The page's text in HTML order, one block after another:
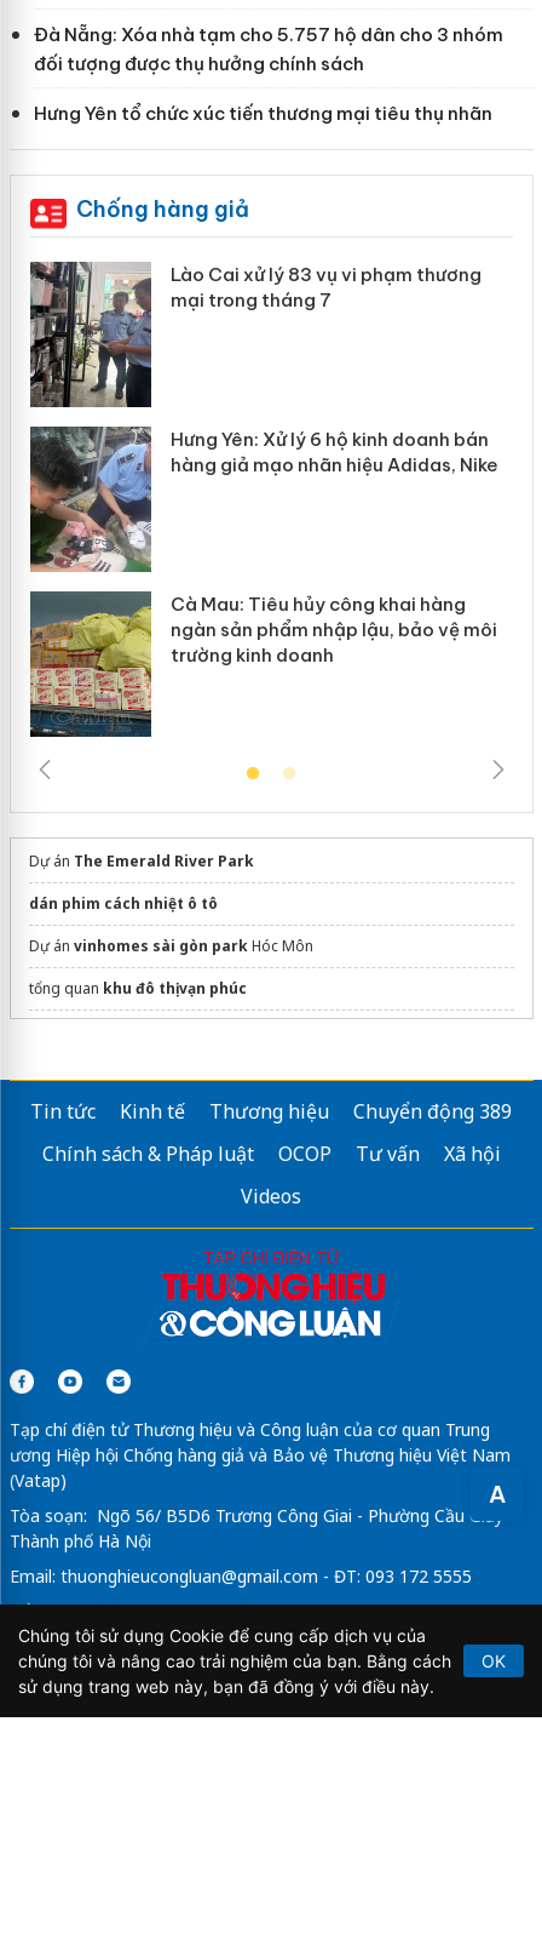
A
Đà Nẵng: Xóa nhà tạm cho 5.757 hộ dân cho 3 nhóm
đối tượng được thụ hưởng chính sách
Hưng Yên tổ chức xúc tiến thương mại tiêu thụ nhãn
Chống hàng giả
Lào Cai xử lý 83 vụ vi phạm thương
mại trong tháng 7
Hưng Yên: Xử lý 6 hộ kinh doanh bán
hàng giả mạo nhãn hiệu Adidas, Nike
Cà Mau: Tiêu hủy công khai hàng
ngàn sản phẩm nhập lậu, bảo vệ môi
trường kinh doanh
Dự án The Emerald River Park
dán phim cách nhiệt ô tô
Dự án vinhomes sài gòn parkHóc Môn
tổng quan khu đô thị vạn phúc
phumyhungreals.com.vn
các phần mềm kế toánđược tin dùng
Tin tức Kinh tế Thương hiệu
Chuyển động 389
Chính sách & Pháp luật
OCOP Tư vấn
Xã hội
Videos
Tạp chí điện tử Thương hiệu và Công luận của cơ quan Trung
ương Hiệp hội Chống hàng giả và Bảo vệ Thương hiệu Việt Nam
(Vatap)
Tòa soạn: Ngõ 56/ B5D6 Trương Công Giai - Phường Cầu Giấy -
Thành phố Hà Nội
Email: thuonghieucongluan@gmail.com - ĐT: 093 172 5555
Tổng Biên Tập: Vũ Đức Thuận
Giấy phép hoạt động báo chí điện tử số 64/GP-BTTTT do Bộ
Thông tin và Truyền thông cấp ngày 21/2/2020.
Chúng tôi sử dụng Cookie để cung cấp dịch vụ của
chúng tôi và nâng cao trải nghiệm của bạn. Bằng cách
sử dụng trang web này, bạn đã đồng ý với điều này.
OK